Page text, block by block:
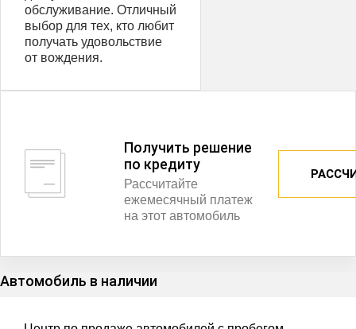
обслуживание. Отличный
выбор для тех, кто любит
получать удовольствие
от вождения.
Получить решение
по кредиту
Рассчитайте
ежемесячный платеж
на этот автомобиль
Автомобиль в наличии